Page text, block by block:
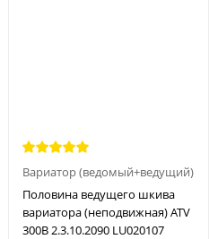
Вариатор (ведомый+ведущий)
Половина ведущего шкива
вариатора (неподвижная) ATV
300B 2.3.10.2090 LU020107